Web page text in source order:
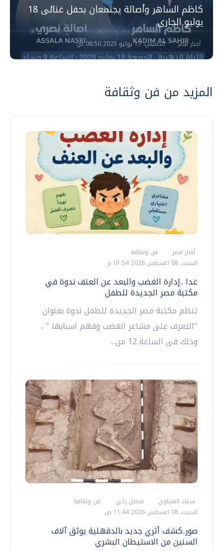
كاظم الساهر وأصالة يجتمعان بحفل غنائى 18
يوليو الجارى
أخبار مصر الخميس، 17 يوليو 2025 08:50 ص
المزيد من فن وثقافة
أخبار مصر
فن وثقافة
السبت، 08 اغسطس 2026 01:54 م
غدا ..إدارة الغضب والبعد عن العنف ندوة في
مكتبة مصر الجديدة للطفل
تنظم مكتبة مصر الجديدة للطفل ندوة بعنوان
"التعرف على مشاعر الغضب وفهم اسبابها " ،
وذلك فى الساعة 12 من...
سماء المنياوي فيصل زكي
فن وثقافة
السبت، 08 اغسطس 2026 11:44 ص
صور..كشف أثري جديد بالدقهلية يوثق آلاف
السنين من الاستيطان البشري